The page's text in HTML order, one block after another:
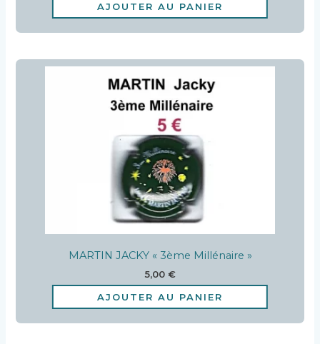
AJOUTER AU PANIER
MARTIN JACKY « 3ème Millénaire »
5,00 €
AJOUTER AU PANIER